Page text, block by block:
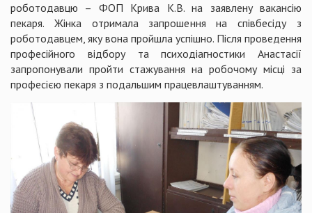
роботодавцю – ФОП Крива К.В. на заявлену вакансію
пекаря. Жінка отримала запрошення на співбесіду з
роботодавцем, яку вона пройшла успішно. Після проведення
професійного відбору та психодіагностики Анастасії
запропонували пройти стажування на робочому місці за
професією пекаря з подальшим працевлаштуванням.